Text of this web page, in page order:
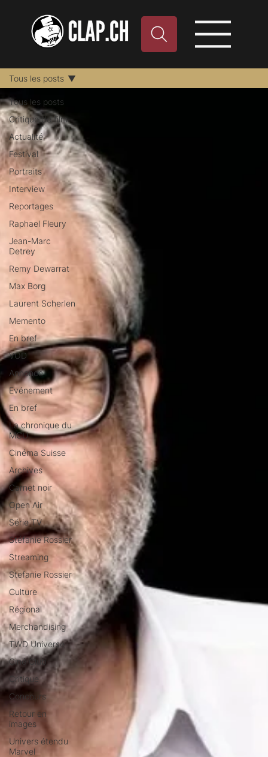
Tous les posts
Critique de film
Actualité
Festival
Portraits
Interview
Reportages
Raphael Fleury
Jean-Marc
Detrey
Remy Dewarrat
Max Borg
Laurent Scherlen
Memento
En bref
VOD
Annonce
Evénement
En bref
La chronique du
MCU
Cinéma Suisse
Archives
Carnet noir
Open Air
Série TV
Stéfanie Rossier
Streaming
Stefanie Rossier
Culture
Régional
Merchandising
TWD Universe
Ciné Club
Critique
Concours
Retour en
images
Univers étendu
Marvel
Tous les posts